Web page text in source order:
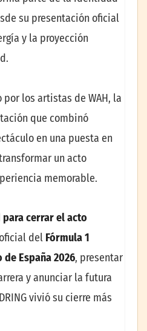
su presentación oficial
y la proyección
los artistas de WAH, la
que combinó
en una puesta en
un acto
memorable.
cerrar el acto
del Fórmula 1
de España 2026, presentar
y anunciar la futura
vivió su cierre más